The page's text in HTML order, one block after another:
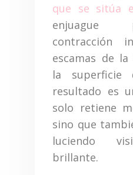
que se sitúa
enjuague
contracción
escamas de
la superficie
resultado es
solo retiene
sino que
luciendo
brillante.